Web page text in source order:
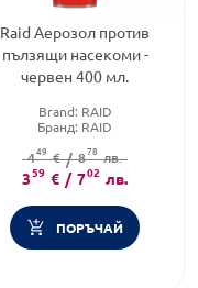
Raid Аерозол против
пълзящи насекоми -
червен 400 мл.
Brand: RAID
Бранд: RAID
449 € / 878 лв.
359 € / 702 лв.
ПОРЪЧАЙ